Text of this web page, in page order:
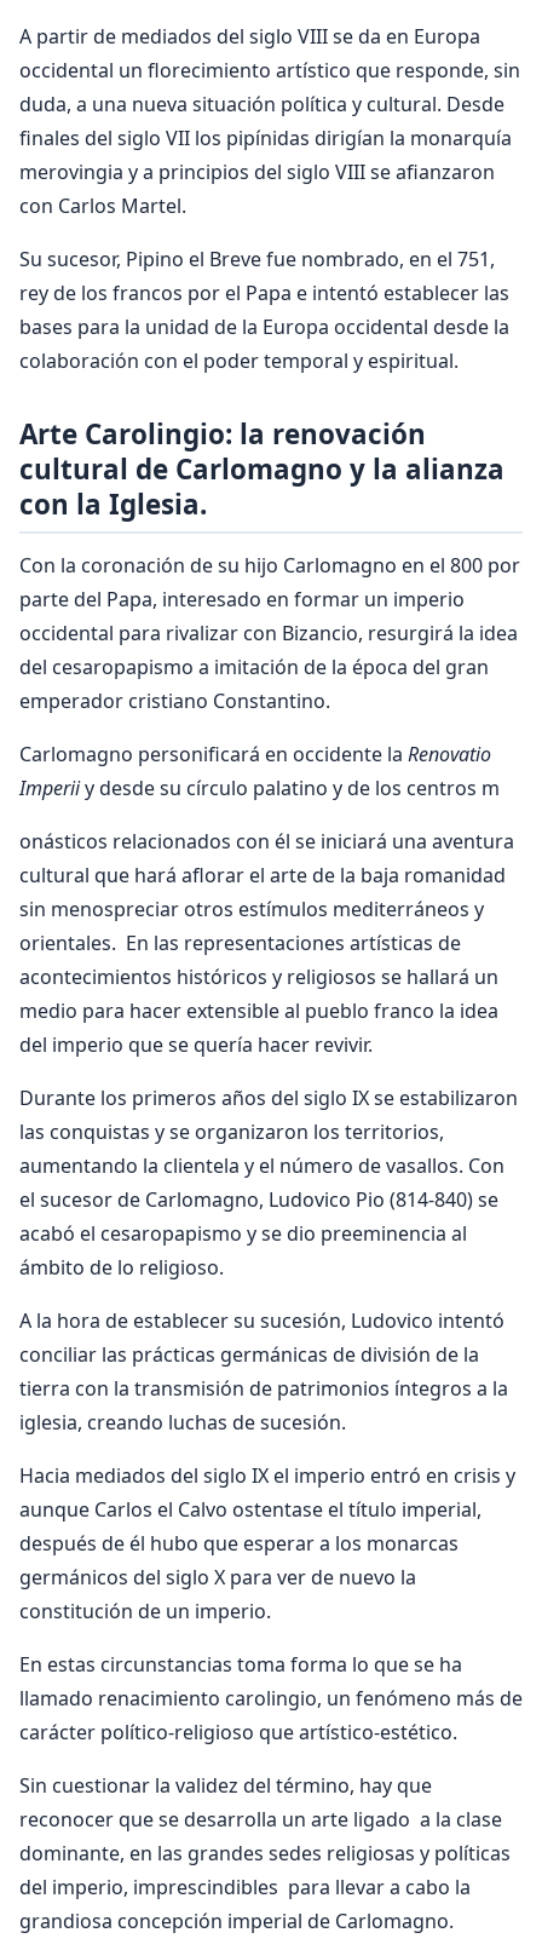
A partir de mediados del siglo VIII se da en Europa
occidental un florecimiento artístico que responde, sin
duda, a una nueva situación política y cultural. Desde
finales del siglo VII los pipínidas dirigían la monarquía
merovingia y a principios del siglo VIII se afianzaron
con Carlos Martel.
Su sucesor, Pipino el Breve fue nombrado, en el 751,
rey de los francos por el Papa e intentó establecer las
bases para la unidad de la Europa occidental desde la
colaboración con el poder temporal y espiritual.
Arte Carolingio: la renovación
cultural de Carlomagno y la alianza
con la Iglesia.
Con la coronación de su hijo Carlomagno en el 800 por
parte del Papa, interesado en formar un imperio
occidental para rivalizar con Bizancio, resurgirá la idea
del cesaropapismo a imitación de la época del gran
emperador cristiano Constantino.
Carlomagno personificará en occidente la Renovatio
Imperiiy desde su círculo palatino y de los centros m
onásticos relacionados con él se iniciará una aventura
cultural que hará aflorar el arte de la baja romanidad
sin menospreciar otros estímulos mediterráneos y
orientales. En las representaciones artísticas de
acontecimientos históricos y religiosos se hallará un
medio para hacer extensible al pueblo franco la idea
del imperio que se quería hacer revivir.
Durante los primeros años del siglo IX se estabilizaron
las conquistas y se organizaron los territorios,
aumentando la clientela y el número de vasallos. Con
el sucesor de Carlomagno, Ludovico Pio (814-840) se
acabó el cesaropapismo y se dio preeminencia al
ámbito de lo religioso.
A la hora de establecer su sucesión, Ludovico intentó
conciliar las prácticas germánicas de división de la
tierra con la transmisión de patrimonios íntegros a la
iglesia, creando luchas de sucesión.
Hacia mediados del siglo IX el imperio entró en crisis y
aunque Carlos el Calvo ostentase el título imperial,
después de él hubo que esperar a los monarcas
germánicos del siglo X para ver de nuevo la
constitución de un imperio.
En estas circunstancias toma forma lo que se ha
llamado renacimiento carolingio, un fenómeno más de
carácter político-religioso que artístico-estético.
Sin cuestionar la validez del término, hay que
reconocer que se desarrolla un arte ligado a la clase
dominante, en las grandes sedes religiosas y políticas
del imperio, imprescindibles para llevar a cabo la
grandiosa concepción imperial de Carlomagno.